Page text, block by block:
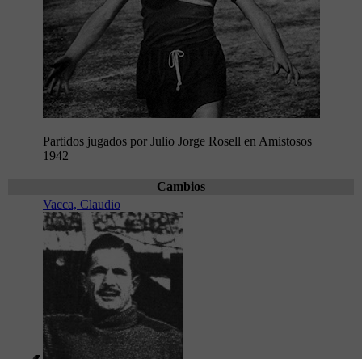
Partidos jugados por Julio Jorge Rosell en Amistosos
1942
Cambios
Vacca, Claudio